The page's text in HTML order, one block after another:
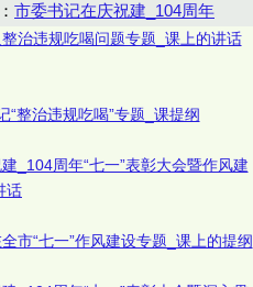
市委书记在庆祝建_104周年
治违规吃喝问题专题_课上的讲话
“整治违规吃喝”专题_课提纲
_104周年“七一”表彰大会暨作风建
话
市“七一”作风建设专题_课上的提纲